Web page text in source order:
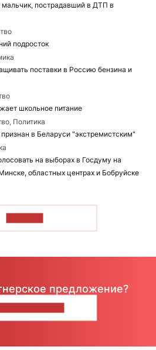
пострадавший в ДТП в
подросток
поставки в Россию бензина и
школьное питание
Политика
в Беларуси "экстремистским"
на выборах в Госдуму на
областных центрах и Бобруйске
предложение?